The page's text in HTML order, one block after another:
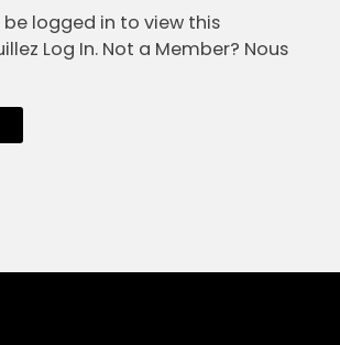
logged in to view this
Log In. Not a Member? Nous